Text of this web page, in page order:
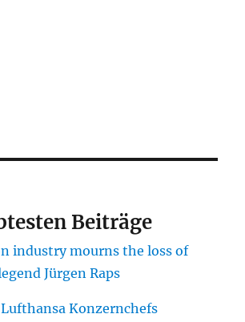
Beiträge
industry mourns the loss of
Jürgen Raps
Konzernchefs